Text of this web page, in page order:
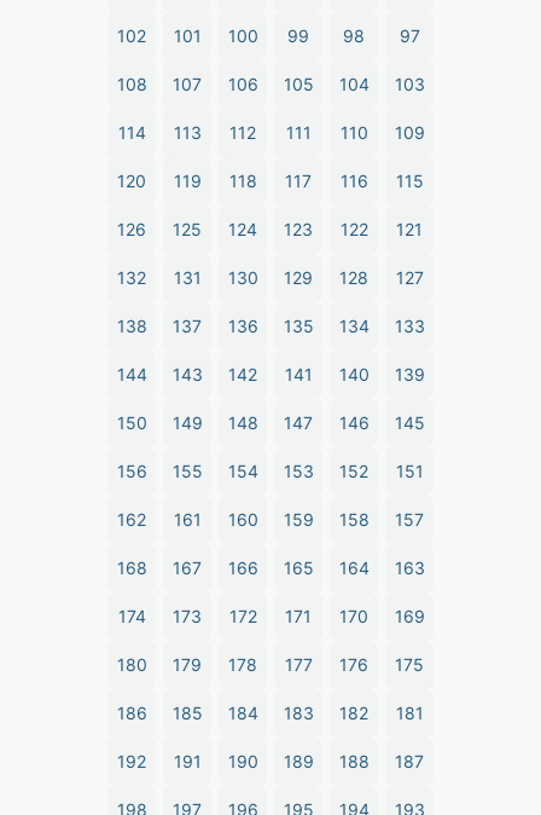
97
98
99
100
101
102
103
104
105
106
107
108
109
110
111
112
113
114
115
116
117
118
119
120
121
122
123
124
125
126
127
128
129
130
131
132
133
134
135
136
137
138
139
140
141
142
143
144
145
146
147
148
149
150
151
152
153
154
155
156
157
158
159
160
161
162
163
164
165
166
167
168
169
170
171
172
173
174
175
176
177
178
179
180
181
182
183
184
185
186
187
188
189
190
191
192
193
194
195
196
197
198